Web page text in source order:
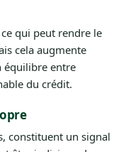
qui peut rendre le
cela augmente
équilibre entre
du crédit.
constituent un signal